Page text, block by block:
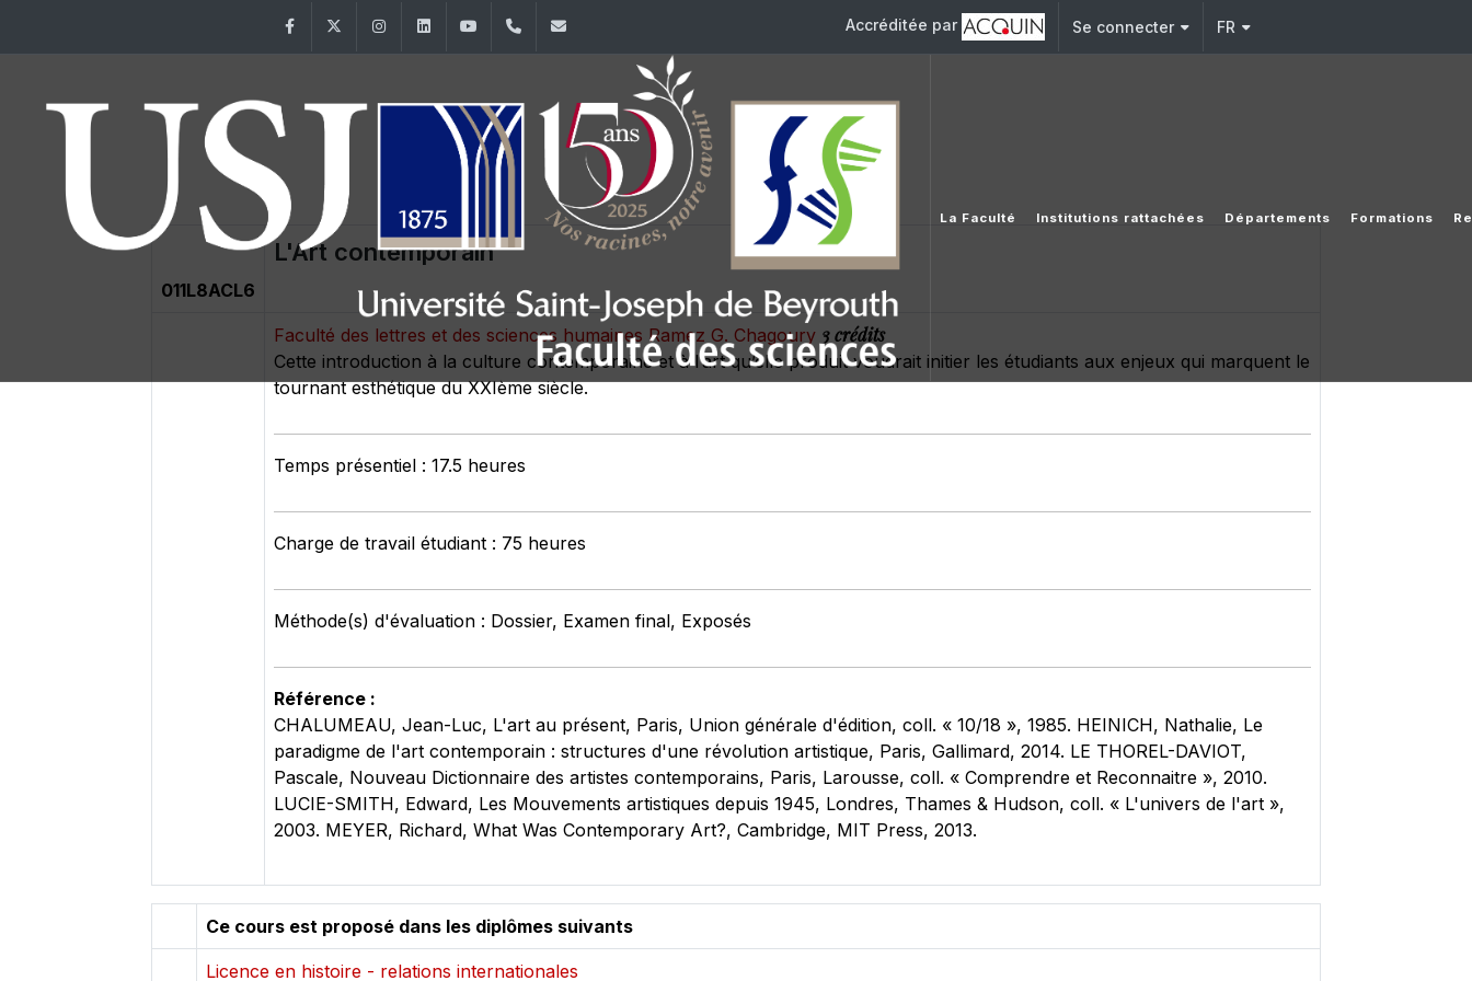
FacebookTwitter InstagramLinkedInYouTube+961 (1) 421 368 Accréditée par Se connecter FR
La Faculté Institutions rattachées Départements Formations
011L8ACL6
L'Art contemporain
Faculté des lettres et des sciences humaines Ramez G. Chagoury 3 crédits
Cette introduction à la culture contemporaine et à l’art qu’elle produit voudrait initier les étudiants aux enjeux qui marquent le
tournant esthétique du XXIème siècle.
Temps présentiel : 17.5 heures
Charge de travail étudiant : 75 heures
Méthode(s) d'évaluation : Dossier, Examen final, Exposés
Référence :
CHALUMEAU, Jean-Luc, L'art au présent, Paris, Union générale d'édition, coll. « 10/18 », 1985. HEINICH, Nathalie, Le
paradigme de l'art contemporain : structures d'une révolution artistique, Paris, Gallimard, 2014. LE THOREL-DAVIOT,
Pascale, Nouveau Dictionnaire des artistes contemporains, Paris, Larousse, coll. « Comprendre et Reconnaitre », 2010.
LUCIE-SMITH, Edward, Les Mouvements artistiques depuis 1945, Londres, Thames & Hudson, coll. « L'univers de l'art »,
2003. MEYER, Richard, What Was Contemporary Art?, Cambridge, MIT Press, 2013.
Ce cours est proposé dans les diplômes suivants
Licence en histoire - relations internationales